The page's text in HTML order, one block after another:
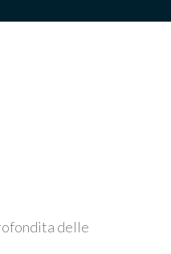
delle